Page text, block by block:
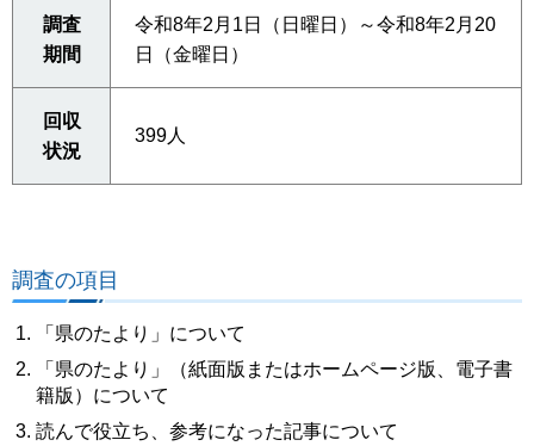
調査
期間
令和8年2月1日（日曜日）～令和8年2月20
日（金曜日）
回収
状況
399人
調査の項目
「県のたより」について
「県のたより」（紙面版またはホームページ版、電子書
籍版）について
読んで役立ち、参考になった記事について